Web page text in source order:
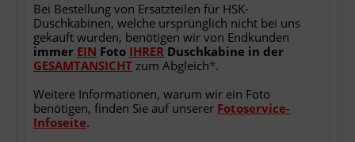
Bei Bestellung von Ersatzteilen für HSK-
Duschkabinen, welche ursprünglich nicht bei uns
gekauft wurden, benötigen wir von Endkunden
immer EIN Foto IHRER Duschkabine in der
GESAMTANSICHT zum Abgleich*.
Weitere Informationen, warum wir ein Foto
benötigen, finden Sie auf unserer Fotoservice-
Infoseite.